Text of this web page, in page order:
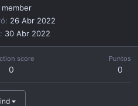
26 Abr 2022
30 Abr 2022
score
0
Puntos
0